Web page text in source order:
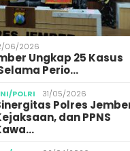
06/2026
Ungkap 25 Kasus
Perio…
POLRI 31/05/2026
Polres
dan PPNS